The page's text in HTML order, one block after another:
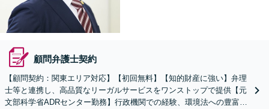
顧問弁護士契約
【顧問契約：関東エリア対応】【初回無料】【知的財産に強い】弁理
士等と連携し、高品質なリーガルサービスをワンストップで提供【元
文部科学省ADRセンター勤務】行政機関での経験、環境法への豊富な